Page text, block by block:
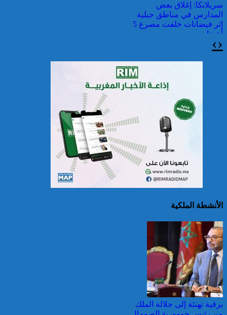
سريلانكا: إغلاق بعض
المدارس في مناطق جبلية
إثر فيضانات خلفت مصرع 5
أشخاص
الصين تصدر إنذارين
لمواجهة العواصف المطيرة
وطقس شديد الحمل
اليونان: فرق الإطفاء تواصل
مكافحة حريق في شمال
غرب أثينا
‹
›
الأنشطة الملكية
برقية تهنئة إلى جلالة الملك